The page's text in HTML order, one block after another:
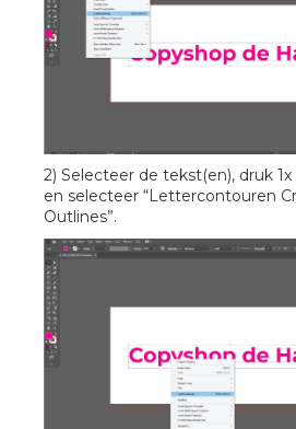
2) Selecteer de tekst(en), druk
en selecteer “Lettercontouren
Outlines”.